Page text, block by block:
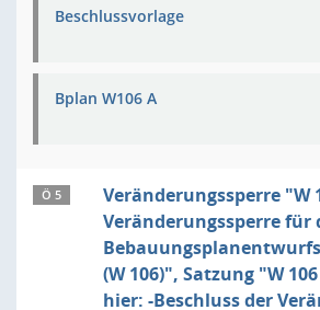
Beschlussvorlage
Bplan W106 A
Ö 5
Veränderungssperre "W
Veränderungssperre für
(W 106)", Satzung "W 106
hier: -Beschluss der